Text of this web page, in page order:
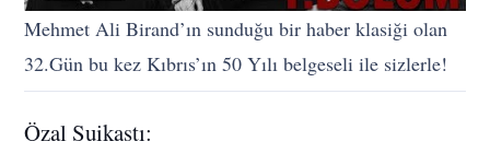
Mehmet Ali Birand’ın sunduğu bir haber klasiği olan
32.Gün bu kez Kıbrıs’ın 50 Yılı belgeseli ile sizlerle!
Özal Suikastı: